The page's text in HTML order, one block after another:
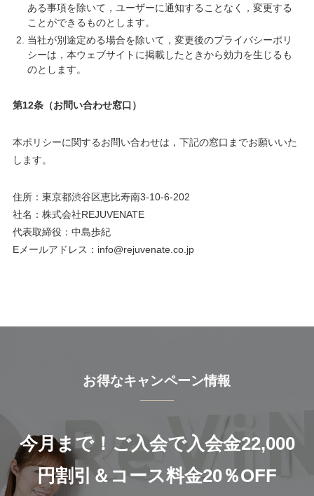
ある事項を除いて，ユーザーに通知することなく，変更する
ことができるものとします。
当社が別途定める場合を除いて，変更後のプライバシーポリ
シーは，本ウェブサイトに掲載したときから効力を生じるも
のとします。
第12条（お問い合わせ窓口）
本ポリシーに関するお問い合わせは，下記の窓口までお願いいた
します。
住所：東京都渋谷区恵比寿南3-10-6-202
社名：株式会社REJUVENATE
代表取締役：中島歩紀
Eメールアドレス：info@rejuvenate.co.jp
お得なキャンペーン情報
今月まで！ご入会で入会金22,000
円割引＆コース料金20％OFF